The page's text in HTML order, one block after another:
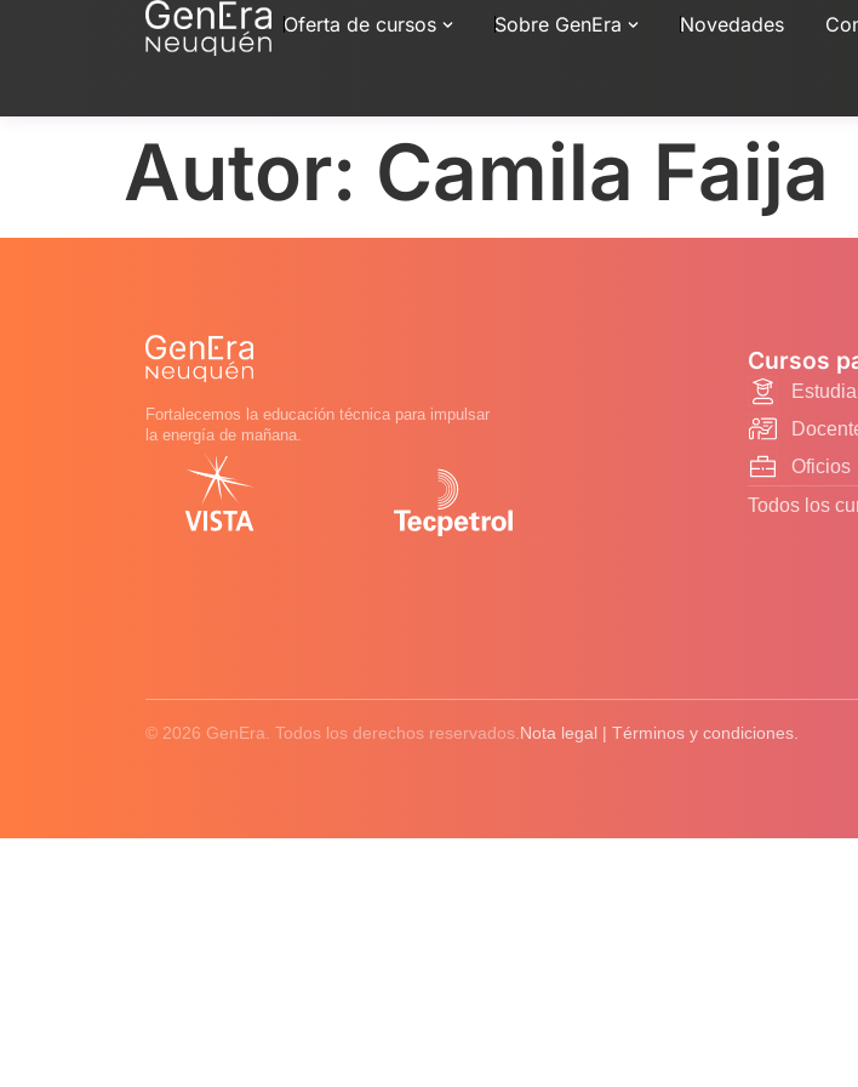
Oferta de cursos Sobre GenEra Novedades
Autor: Camila Faija
Fortalecemos la educación técnica para impulsar
la energía de mañana.
Cursos
Oficios
Todos los
© 2026 GenEra. Todos los derechos reservados. Nota legal | Términos y condiciones.